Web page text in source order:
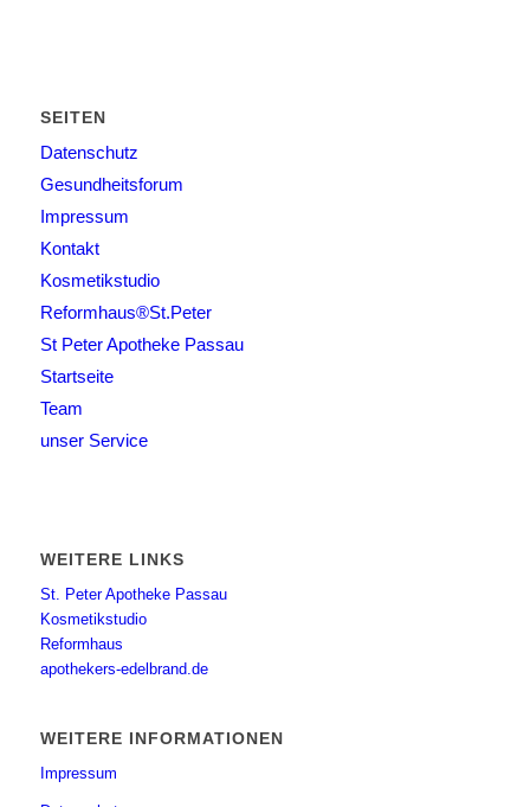
SEITEN
Datenschutz
Gesundheitsforum
Impressum
Kontakt
Kosmetikstudio
Reformhaus®St.Peter
St Peter Apotheke Passau
Startseite
Team
unser Service
WEITERE LINKS
St. Peter Apotheke Passau
Kosmetikstudio
Reformhaus
apothekers-edelbrand.de
WEITERE INFORMATIONEN
Impressum